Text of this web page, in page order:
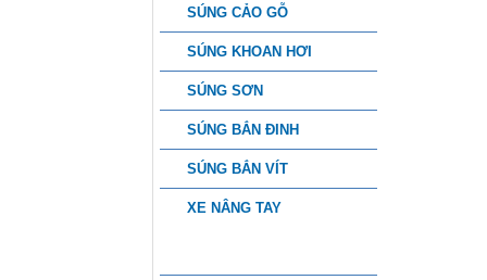
SÚNG CẢO GỖ
SÚNG KHOAN HƠI
SÚNG SƠN
SÚNG BẮN ĐINH
SÚNG BẮN VÍT
XE NÂNG TAY